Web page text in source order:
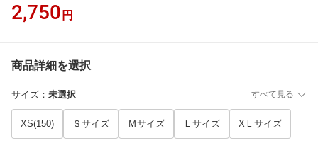
2,750 円
商品詳細を選択
サイズ ： 未選択 すべて見る
XS(150) Ｓサイズ Ｍサイズ Ｌサイズ XＬサイズ